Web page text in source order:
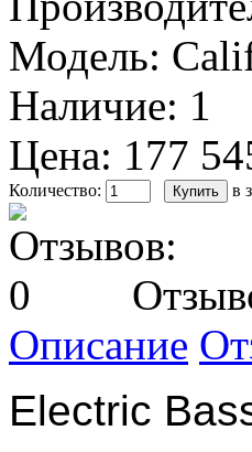
Модель:
Наличие: 1
Цена: 177
Количество: в
Описание
Electric